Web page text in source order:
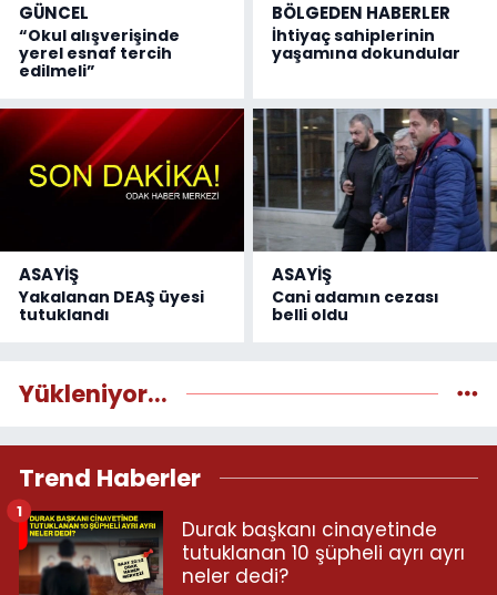
GÜNCEL
“Okul alışverişinde
yerel esnaf tercih
edilmeli”
BÖLGEDEN HABERLER
İhtiyaç sahiplerinin
yaşamına dokundular
ASAYİŞ
Yakalanan DEAŞ üyesi
tutuklandı
ASAYİŞ
Cani adamın cezası
belli oldu
Yükleniyor...
Trend Haberler
Durak başkanı cinayetinde
tutuklanan 10 şüpheli ayrı ayrı
neler dedi?
1